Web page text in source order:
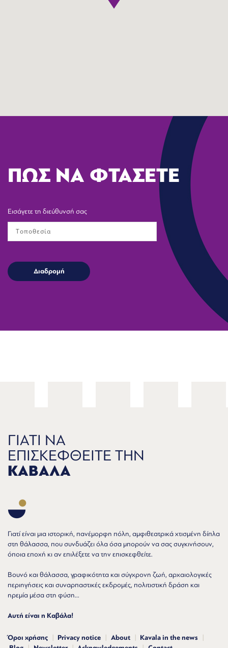
ΠΩΣ ΝΑ ΦΤΑΣΕΤΕ
Εισάγετε τη διεύθυνσή σας
ΓΙΑΤΙ ΝΑ
ΕΠΙΣΚΕΦΘΕΙΤΕ ΤΗΝ
ΚΑΒΑΛΑ
Γιατί είναι μια ιστορική, πανέμορφη πόλη, αμφιθεατρικά χτισμένη δίπλα
στη θάλασσα, που συνδυάζει όλα όσα μπορούν να σας συγκινήσουν,
όποια εποχή κι αν επιλέξετε να την επισκεφθείτε.
Βουνό και θάλασσα, γραφικότητα και σύγχρονη ζωή, αρχαιολογικές
περιηγήσεις και συναρπαστικές εκδρομές, πολιτιστική δράση και
ηρεμία μέσα στη φύση...
Αυτή είναι η Καβάλα!
Όροι χρήσης Privacy notice About
Kavala in the news